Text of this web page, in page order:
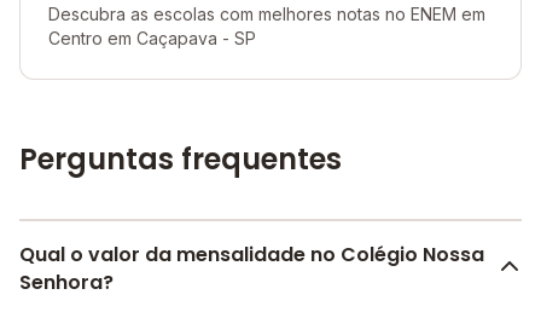
Descubra as escolas com melhores notas no ENEM em
Centro em Caçapava - SP
Perguntas frequentes
Qual o valor da mensalidade no Colégio Nossa
Senhora?